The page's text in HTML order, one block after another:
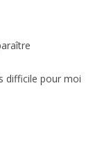
difficile pour moi